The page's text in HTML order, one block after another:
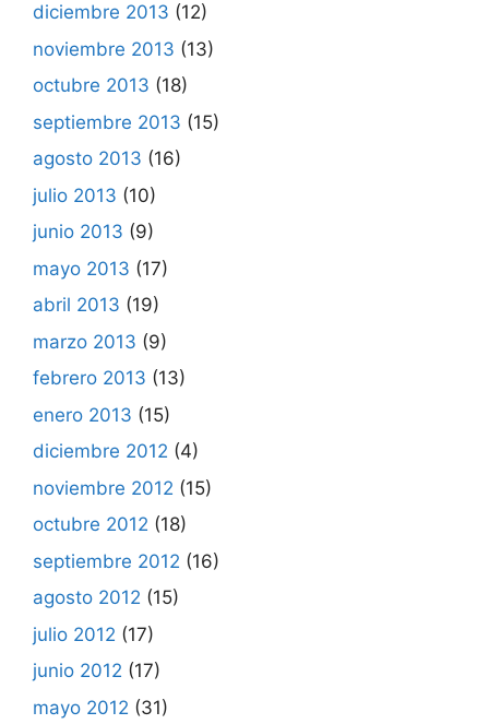
diciembre 2013 (12)
noviembre 2013 (13)
octubre 2013 (18)
septiembre 2013 (15)
agosto 2013 (16)
julio 2013 (10)
junio 2013 (9)
mayo 2013 (17)
abril 2013 (19)
marzo 2013 (9)
febrero 2013 (13)
enero 2013 (15)
diciembre 2012 (4)
noviembre 2012 (15)
octubre 2012 (18)
septiembre 2012 (16)
agosto 2012 (15)
julio 2012 (17)
junio 2012 (17)
mayo 2012 (31)